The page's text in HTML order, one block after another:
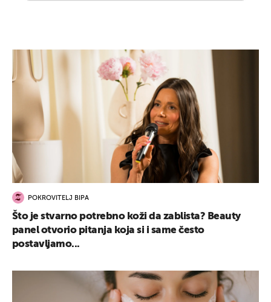
POKROVITELJ BIPA
Što je stvarno potrebno koži da zablista? Beauty
panel otvorio pitanja koja si i same često
postavljamo...